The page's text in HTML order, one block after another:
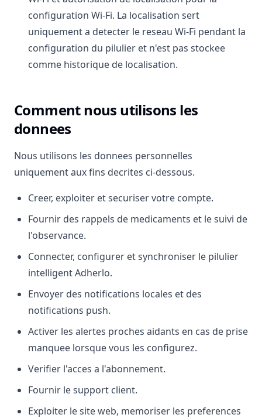
configuration Wi-Fi. La localisation sert
uniquement a detecter le reseau Wi-Fi pendant la
configuration du pilulier et n'est pas stockee
comme historique de localisation.
Comment nous utilisons les
donnees
Nous utilisons les donnees personnelles
uniquement aux fins decrites ci-dessous.
Creer, exploiter et securiser votre compte.
Fournir des rappels de medicaments et le suivi de
l'observance.
Connecter, configurer et synchroniser le pilulier
intelligent Adherlo.
Envoyer des notifications locales et des
notifications push.
Activer les alertes proches aidants en cas de prise
manquee lorsque vous les configurez.
Verifier l'acces a l'abonnement.
Fournir le support client.
Exploiter le site web, memoriser les preferences